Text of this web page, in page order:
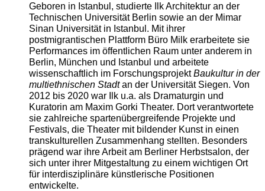
Geboren in Istanbul, studierte Ilk Architektur an der
Technischen Universität Berlin sowie an der Mimar
Sinan Universität in Istanbul. Mit ihrer
postmigrantischen Plattform Büro Milk erarbeitete sie
Performances im öffentlichen Raum unter anderem in
Berlin, München und Istanbul und arbeitete
wissenschaftlich im ForschungsprojektBaukultur in der
multiethnischen Stadtan der Universität Siegen. Von
2012 bis 2020 war Ilk u.a. als Dramaturgin und
Kuratorin am Maxim Gorki Theater. Dort verantwortete
sie zahlreiche spartenübergreifende Projekte und
Festivals, die Theater mit bildender Kunst in einen
transkulturellen Zusammenhang stellten. Besonders
prägend war ihre Arbeit am Berliner Herbstsalon, der
sich unter ihrer Mitgestaltung zu einem wichtigen Ort
für interdisziplinäre künstlerische Positionen
entwickelte.